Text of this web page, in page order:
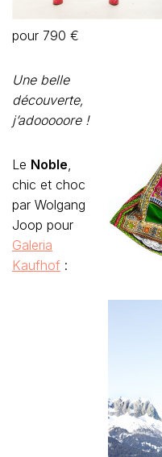
pour 790 €
Une belle
découverte,
j’adooooore !
Le Noble,
chic et choc
par Wolgang
Joop pour
Galeria
Kaufhof :